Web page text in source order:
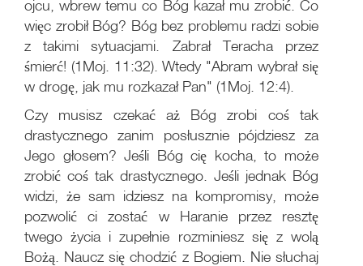
ojcu, wbrew temu co Bóg kazał mu zrobić. Co
więc zrobił Bóg? Bóg bez problemu radzi sobie
z takimi sytuacjami. Zabrał Teracha przez
śmierć! (1Moj. 11:32). Wtedy "Abram wybrał się
w drogę, jak mu rozkazał Pan" (1Moj. 12:4).
Czy musisz czekać aż Bóg zrobi coś tak
drastycznego zanim posłusznie pójdziesz za
Jego głosem? Jeśli Bóg cię kocha, to może
zrobić coś tak drastycznego. Jeśli jednak Bóg
widzi, że sam idziesz na kompromisy, może
pozwolić ci zostać w Haranie przez resztę
twego życia i zupełnie rozminiesz się z wolą
Bożą. Naucz się chodzić z Bogiem. Nie słuchaj